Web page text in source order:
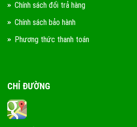
Chính sách đổi trả hàng
Chính sách bảo hành
Phương thức thanh toán
CHỈ ĐƯỜNG